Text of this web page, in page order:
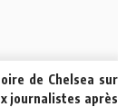
de Chelsea sur
journalistes après